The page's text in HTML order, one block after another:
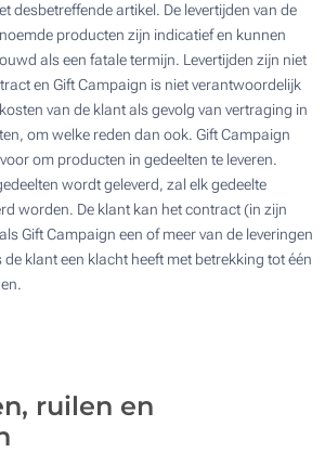
desbetreffende artikel. De levertijden van de
producten zijn indicatief en kunnen
als een fatale termijn. Levertijden zijn niet
en Gift Campaign is niet verantwoordelijk
van de klant als gevolg van vertraging in
om welke reden dan ook. Gift Campaign
om producten in gedeelten te leveren.
wordt geleverd, zal elk gedeelte
worden. De klant kan het contract (in zijn
Gift Campaign een of meer van de leveringen
de klant een klacht heeft met betrekking tot één
ruilen en